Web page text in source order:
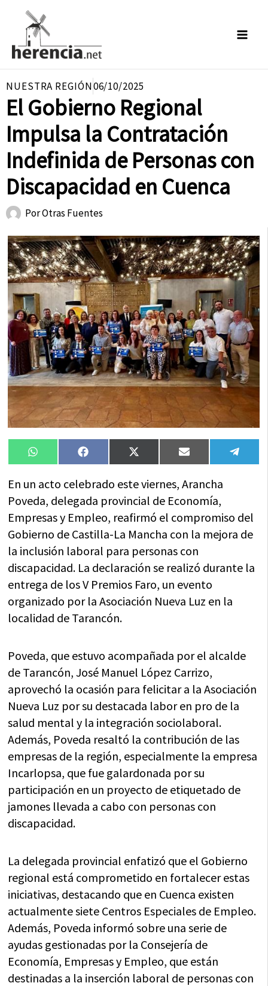
contenido
NUESTRA REGIÓN06/10/2025
El Gobierno Regional
Impulsa la Contratación
Indefinida de Personas con
Discapacidad en Cuenca
PorOtras Fuentes
Compartir
en
WhatsAppCompartir
en
FacebookCompartir
en
X
(Twitter)
Compartir
en
Email
en
En un acto celebrado este viernes, Arancha
Poveda, delegada provincial de Economía,
Empresas y Empleo, reafirmó el compromiso del
Gobierno de Castilla-La Mancha con la mejora de
la inclusión laboral para personas con
discapacidad. La declaración se realizó durante la
entrega de los V Premios Faro, un evento
organizado por la Asociación Nueva Luz en la
localidad de Tarancón.
Poveda, que estuvo acompañada por el alcalde
de Tarancón, José Manuel López Carrizo,
aprovechó la ocasión para felicitar a la Asociación
Nueva Luz por su destacada labor en pro de la
salud mental y la integración sociolaboral.
Además, Poveda resaltó la contribución de las
empresas de la región, especialmente la empresa
Incarlopsa, que fue galardonada por su
participación en un proyecto de etiquetado de
jamones llevada a cabo con personas con
discapacidad.
La delegada provincial enfatizó que el Gobierno
regional está comprometido en fortalecer estas
iniciativas, destacando que en Cuenca existen
actualmente siete Centros Especiales de Empleo.
Además, Poveda informó sobre una serie de
ayudas gestionadas por la Consejería de
Economía, Empresas y Empleo, que están
destinadas a la inserción laboral de personas con